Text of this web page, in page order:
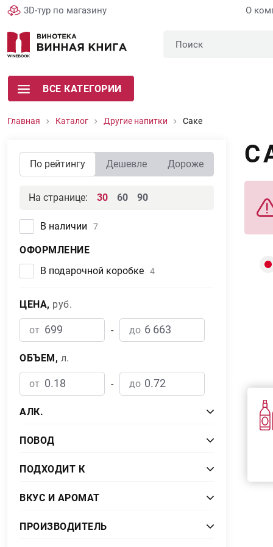
3D-тур по магазину О
ВСЕ КАТЕГОРИИ
Главная Каталог Другие напитки Саке
По рейтингу Дешевле Дороже
На странице: 30 60 90
В наличии 7
ОФОРМЛЕНИЕ
В подарочной коробке
4
ЦЕНА, руб.
от - до
ОБЪЕМ, л.
от - до
AЛК.
от
ПОВОД
ПОДХОДИТ К
азиатская кухня
ВКУС И АРОМАТ
ПРОИЗВОДИТЕЛЬ